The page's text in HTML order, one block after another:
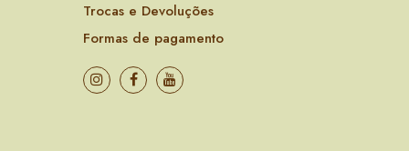
Trocas e Devoluções
Formas de pagamento